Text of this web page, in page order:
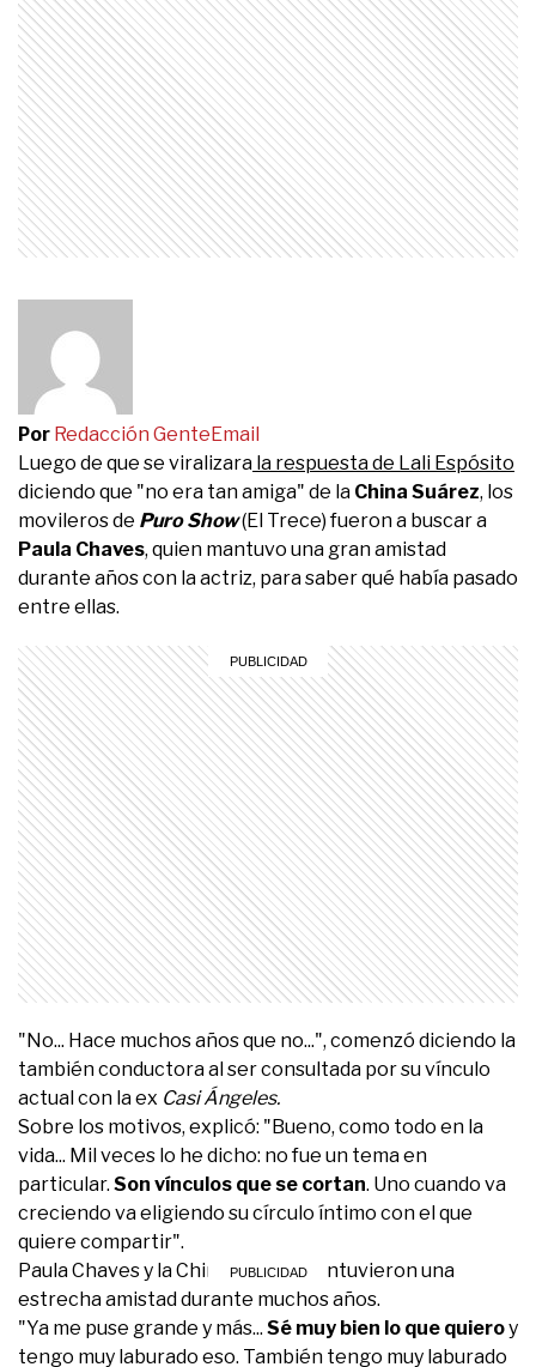
Por Redacción GenteEmail
Luego de que se viralizara la respuesta de Lali Espósito
diciendo que "no era tan amiga" de la China Suárez, los
movileros de Puro Show(El Trece) fueron a buscar a
Paula Chaves, quien mantuvo una gran amistad
durante años con la actriz, para saber qué había pasado
entre ellas.
"No... Hace muchos años que no...", comenzó diciendo la
también conductora al ser consultada por su vínculo
actual con la ex Casi Ángeles.
Sobre los motivos, explicó: "Bueno, como todo en la
vida... Mil veces lo he dicho: no fue un tema en
particular. Son vínculos que se cortan. Uno cuando va
creciendo va eligiendo su círculo íntimo con el que
quiere compartir".
Paula Chaves y la China Suárez mantuvieron una
estrecha amistad durante muchos años.
"Ya me puse grande y más... Sé muy bien lo que quieroy
tengo muy laburado eso. También tengo muy laburado